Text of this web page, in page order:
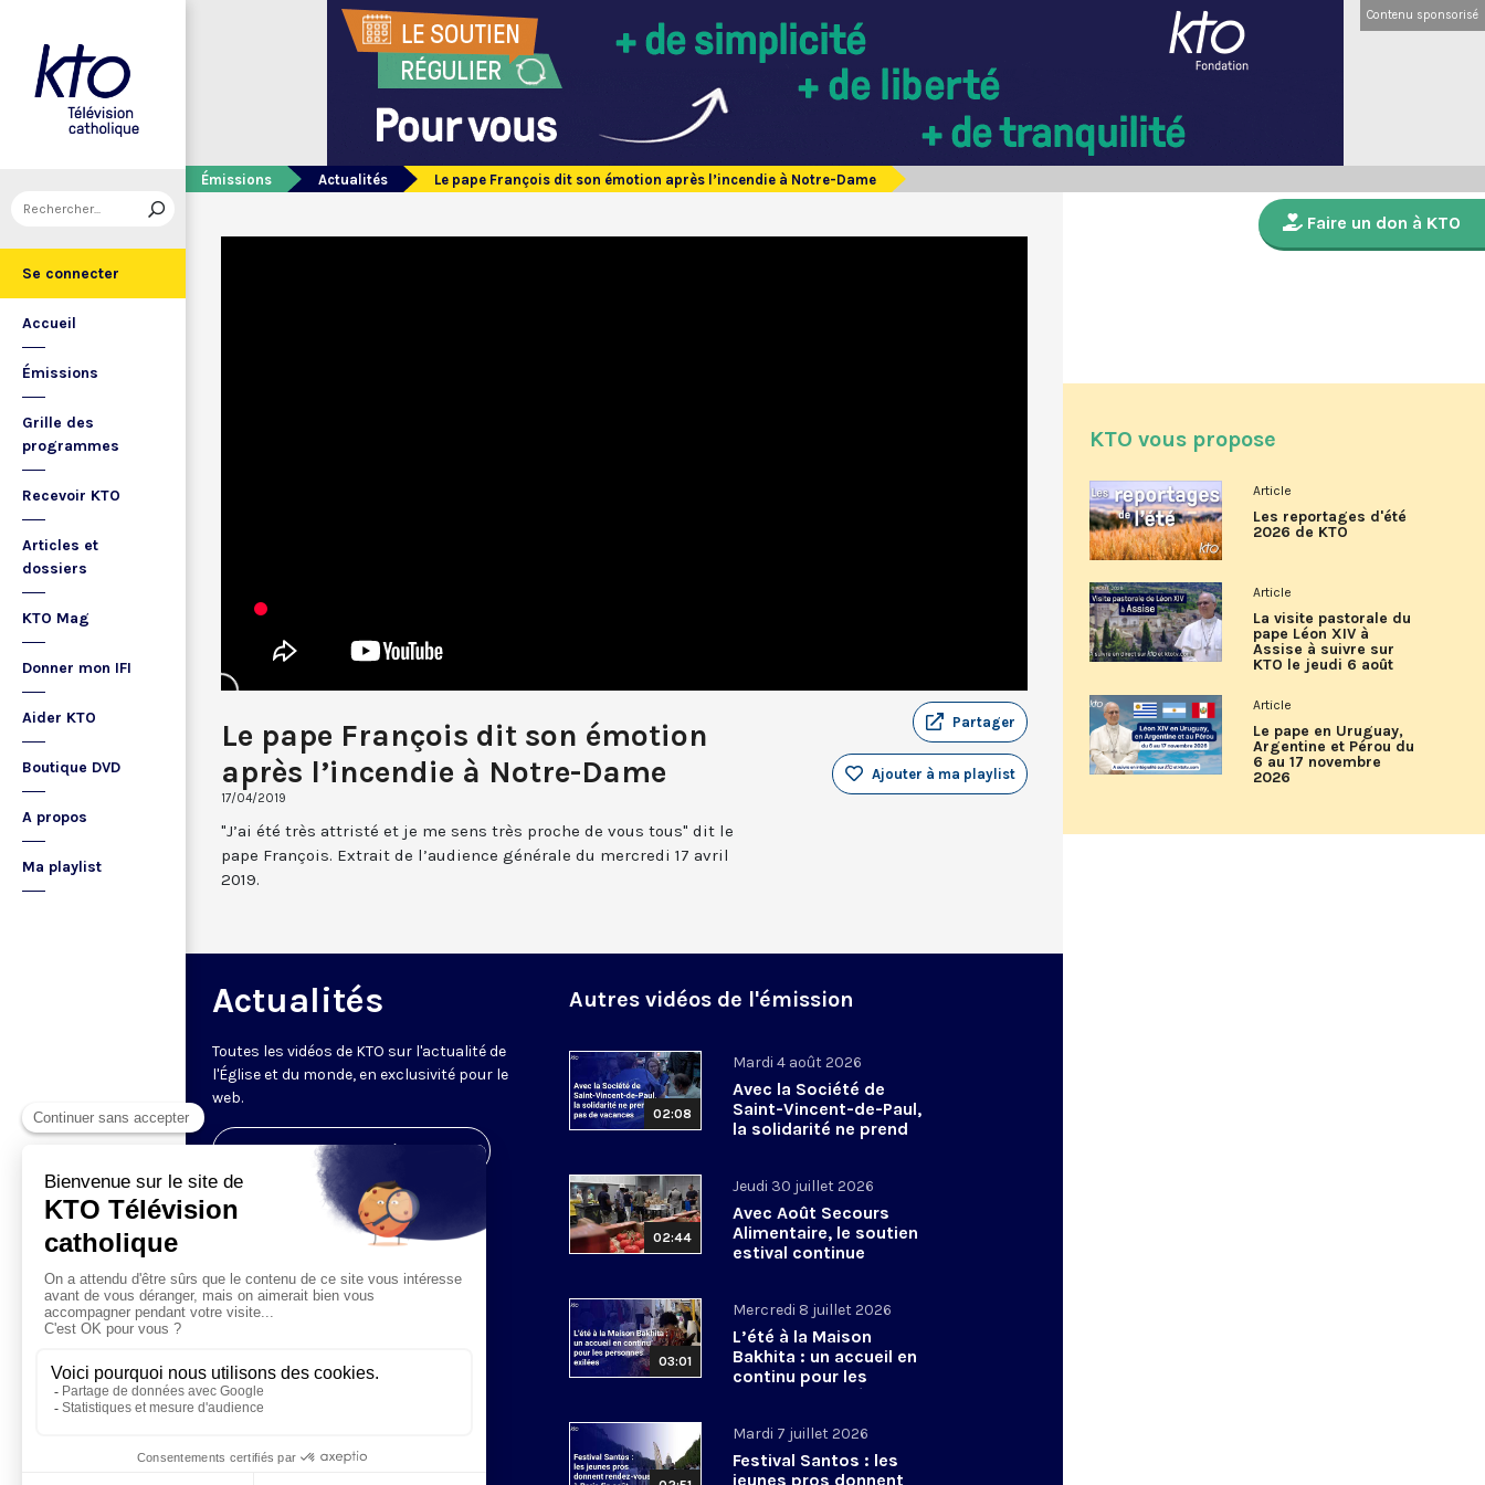
Se connecter
Accueil
Émissions
Grille des
programmes
Recevoir KTO
Articles et
dossiers
KTO Mag
Donner mon IFI
Aider KTO
Boutique DVD
A propos
Ma playlist
Contenu sponsorisé
Émissions Actualités Le pape François dit son émotion après l’incendie à Notre-Dame
Le pape François dit son émotion
après l’incendie à Notre-Dame
17/04/2019
Partager
Ajouter à ma playlist
"J’ai été très attristé et je me sens très proche de vous tous" dit le
pape François. Extrait de l’audience générale du mercredi 17 avril
2019.
Actualités
Toutes les vidéos de KTO sur l'actualité de
l'Église et du monde, en exclusivité pour le
web.
Visiter la page de l'émission
Autres vidéos de l'émission
02:08
Mardi 4 août 2026
Avec la Société de
Saint-Vincent-de-Paul,
la solidarité ne prend
02:44
Jeudi 30 juillet 2026
Avec Août Secours
Alimentaire, le soutien
estival continue
03:01
Mercredi 8 juillet 2026
L’été à la Maison
Bakhita : un accueil en
continu pour les
personnes exilées
Mardi 7 juillet 2026
Festival Santos : les
jeunes pros donnent
Faire un don à KTO
KTO vous propose
Article
Les reportages d'été
2026 de KTO
Article
La visite pastorale du
pape Léon XIV à
Assise à suivre sur
KTO le jeudi 6 août
Article
Le pape en Uruguay,
Argentine et Pérou du
6 au 17 novembre
2026